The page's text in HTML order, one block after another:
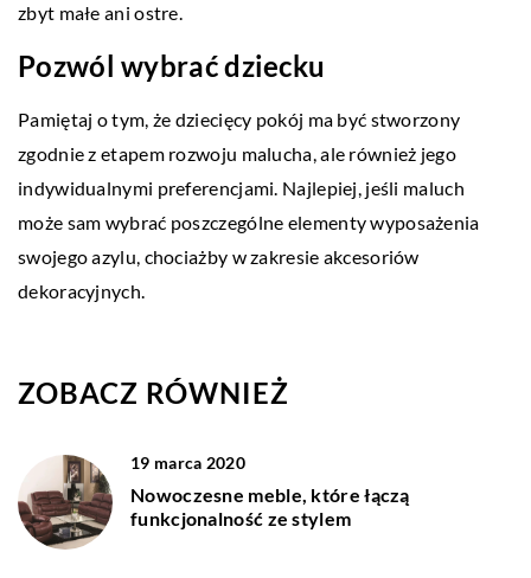
zbyt małe ani ostre.
Pozwól wybrać dziecku
Pamiętaj o tym, że dziecięcy pokój ma być stworzony
zgodnie z etapem rozwoju malucha, ale również jego
indywidualnymi preferencjami. Najlepiej, jeśli maluch
może sam wybrać poszczególne elementy wyposażenia
swojego azylu, chociażby w zakresie akcesoriów
dekoracyjnych.
ZOBACZ RÓWNIEŻ
19 marca 2020
Nowoczesne meble, które łączą
funkcjonalność ze stylem